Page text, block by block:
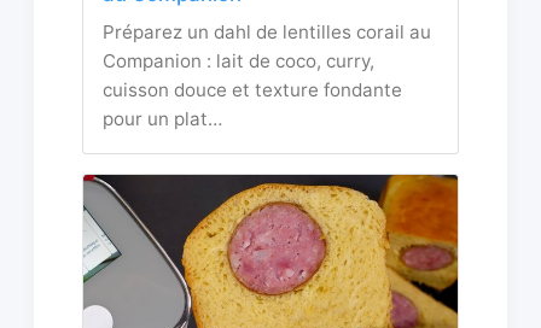
Préparez un dahl de lentilles corail au
Companion : lait de coco, curry,
cuisson douce et texture fondante
pour un plat…